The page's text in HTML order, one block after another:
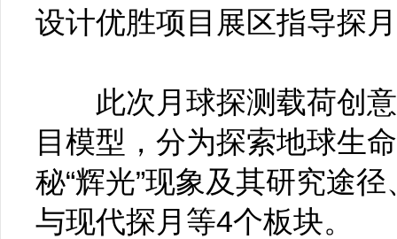
设计优胜项目展区指导探
此次月球探测载荷创意
目模型，分为探索地球生
秘“辉光”现象及其研究途
与现代探月等4个板块。